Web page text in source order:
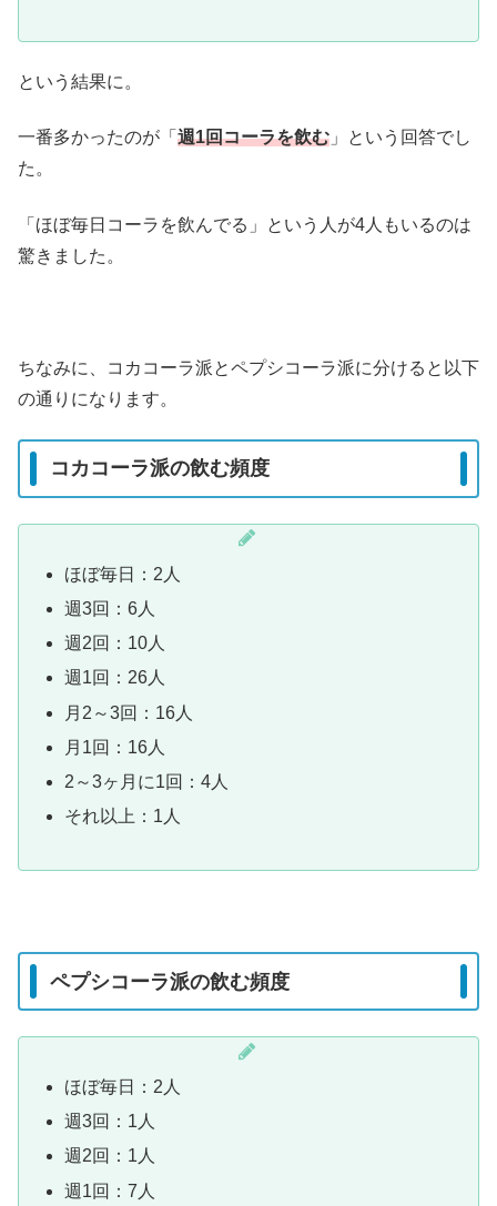
という結果に。
一番多かったのが「 週1回コーラを飲む 」という回答でし
た。
「ほぼ毎日コーラを飲んでる」という人が4人もいるのは
驚きました。
ちなみに、コカコーラ派とペプシコーラ派に分けると以下
の通りになります。
コカコーラ派の飲む頻度
ほぼ毎日：2人
週3回：6人
週2回：10人
週1回：26人
月2～3回：16人
月1回：16人
2～3ヶ月に1回：4人
それ以上：1人
ペプシコーラ派の飲む頻度
ほぼ毎日：2人
週3回：1人
週2回：1人
週1回：7人